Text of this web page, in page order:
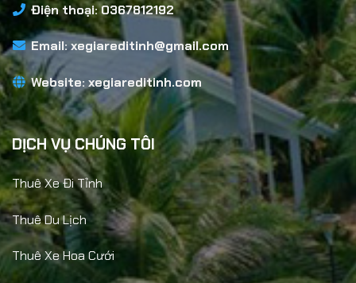
Điện thoại: 0367812192
Email:xegiareditinh@gmail.com
Website: xegiareditinh.com
DỊCH VỤ CHÚNG TÔI
Thuê Xe Đi Tỉnh
Thuê Du Lịch
Thuê Xe Hoa Cưới